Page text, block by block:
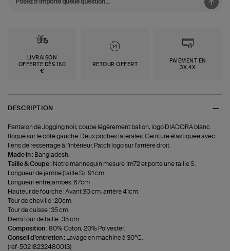
LIVRAISON
OFFERTE DÈS 150
€
RETOUR OFFERT
PAIEMENT EN
3X,4X
DESCRIPTION
Pantalon de Jogging noir, coupe légèrement ballon, logo DIADORA blanc
floqué sur le côté gauche. Deux poches latérales. Ceinture élastiquée avec
liens de resserrage à l'intérieur. Patch logo sur l'arrière droit.
Made in : Bangladesh.
Taille & Coupe : Notre mannequin mesure 1m72 et porte une taille S.
Longueur de jambe (taille S) : 91 cm..
Longueur entrejambes: 67cm
Hauteur de fourche : Avant 30 cm, arrière 41cm.
Tour de cheville : 20cm.
Tour de cuisse : 35 cm.
Demi tour de taille : 35 cm.
Composition :80% Coton, 20% Polyester.
Conseil d'entretien :
Lavage en machine à 30°C.
(ref-50218232480013)